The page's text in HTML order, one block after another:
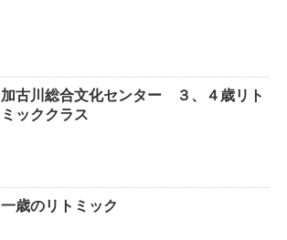
加古川総合文化センター ３、４歳リト
ミッククラス
一歳のリトミック